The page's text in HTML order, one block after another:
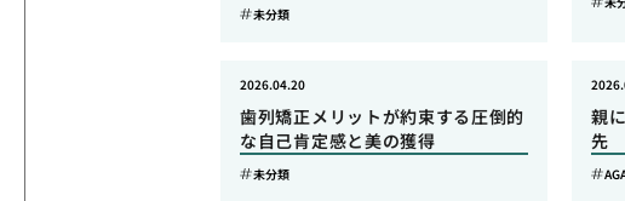
未分類
歯列矯正メリットが約束する圧倒的
な自己肯定感と美の獲得
2026.04.20
未分類
親
先